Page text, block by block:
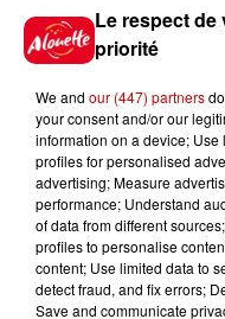
10h10
Jeux
Le respect de
priorité
We and our (447) partners
your consent and/or our
information on a device;
profiles for personalised
advertising; Measure
performance; Understand
of data from different
profiles to personalise
content; Use limited data to
detect fraud, and fix errors;
Save and communicate